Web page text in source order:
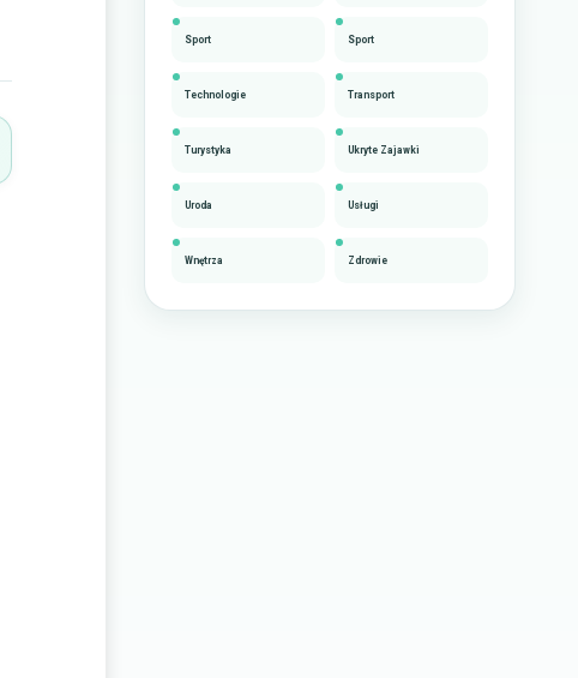
Sport Sport
Technologie Transport
Turystyka Ukryte Zajawki
Uroda Usługi
Wnętrza Zdrowie